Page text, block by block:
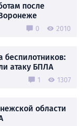
после
0 2010
беспилотников:
атаку БПЛА
1 1307
области